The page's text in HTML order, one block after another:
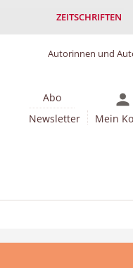
ZEITSCHRIFTEN
Autorinnen und
Abo
Newsletter
Mein